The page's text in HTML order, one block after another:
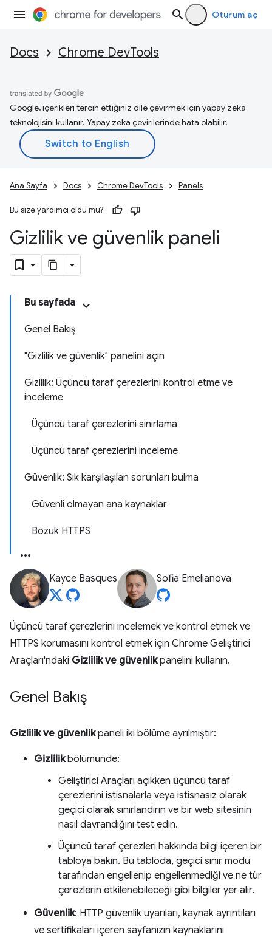
Oturum aç
Docs Chrome DevTools
Google, içerikleri tercih ettiğiniz dile çevirmek için yapay zeka
teknolojisini kullanır. Yapay zeka çevirilerinde hata olabilir.
Ana Sayfa Docs Chrome DevTools Panels
Bu size yardımcı oldu mu?
Gizlilik ve güvenlik paneli
Bu sayfada
Genel Bakış
"Gizlilik ve güvenlik" panelini açın
Gizlilik: Üçüncü taraf çerezlerini kontrol etme ve
inceleme
Üçüncü taraf çerezlerini sınırlama
Üçüncü taraf çerezlerini inceleme
Güvenlik: Sık karşılaşılan sorunları bulma
Güvenli olmayan ana kaynaklar
Bozuk HTTPS
Kayce Basques Sofia Emelianova
Üçüncü taraf çerezlerini incelemek ve kontrol etmek ve
HTTPS korumasını kontrol etmek için Chrome Geliştirici
Araçları'ndaki Gizlilik ve güvenlikpanelini kullanın.
Genel Bakış
Gizlilik ve güvenlikpaneli iki bölüme ayrılmıştır:
Gizlilikbölümünde:
Geliştirici Araçları açıkken üçüncü taraf
çerezlerini istisnalarla veya istisnasız olarak
geçici olarak sınırlandırın ve bir web sitesinin
nasıl davrandığını test edin.
Üçüncü taraf çerezleri hakkında bilgi içeren bir
tabloya bakın. Bu tabloda, geçici sınır modu
tarafından engellenip engellenmediği ve ne tür
çerezlerin etkilenebileceği gibi bilgiler yer alır.
Güvenlik: HTTP güvenlik uyarıları, kaynak ayrıntıları
ve sertifikaları içeren sayfanızın kaynaklarını